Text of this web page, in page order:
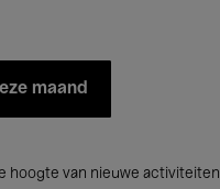
maand
hoogte van nieuwe activiteiten